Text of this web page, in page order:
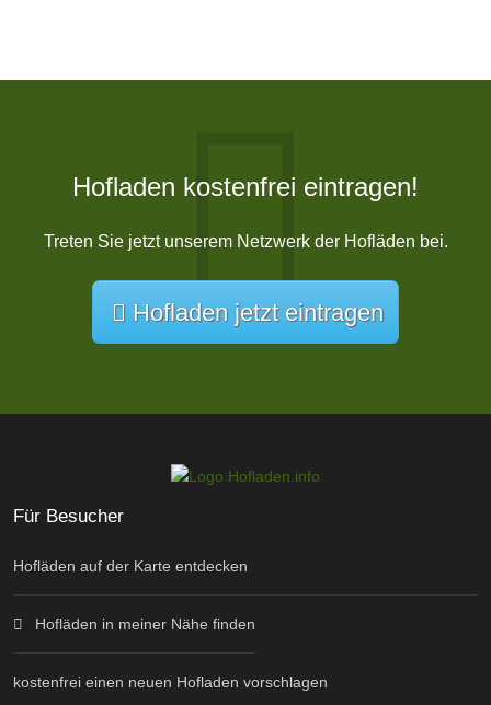
Hofladen kostenfrei eintragen!
Treten Sie jetzt unserem Netzwerk der Hofläden bei.
Hofladen jetzt eintragen
Für Besucher
Hofläden auf der Karte entdecken
Hofläden in meiner Nähe finden
kostenfrei einen neuen Hofladen vorschlagen